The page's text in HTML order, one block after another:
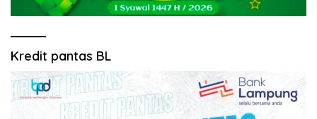
Kredit pantas BL